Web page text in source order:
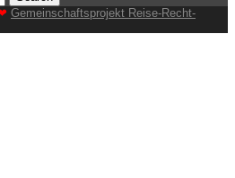
Gemeinschaftsprojekt Reise-Recht-